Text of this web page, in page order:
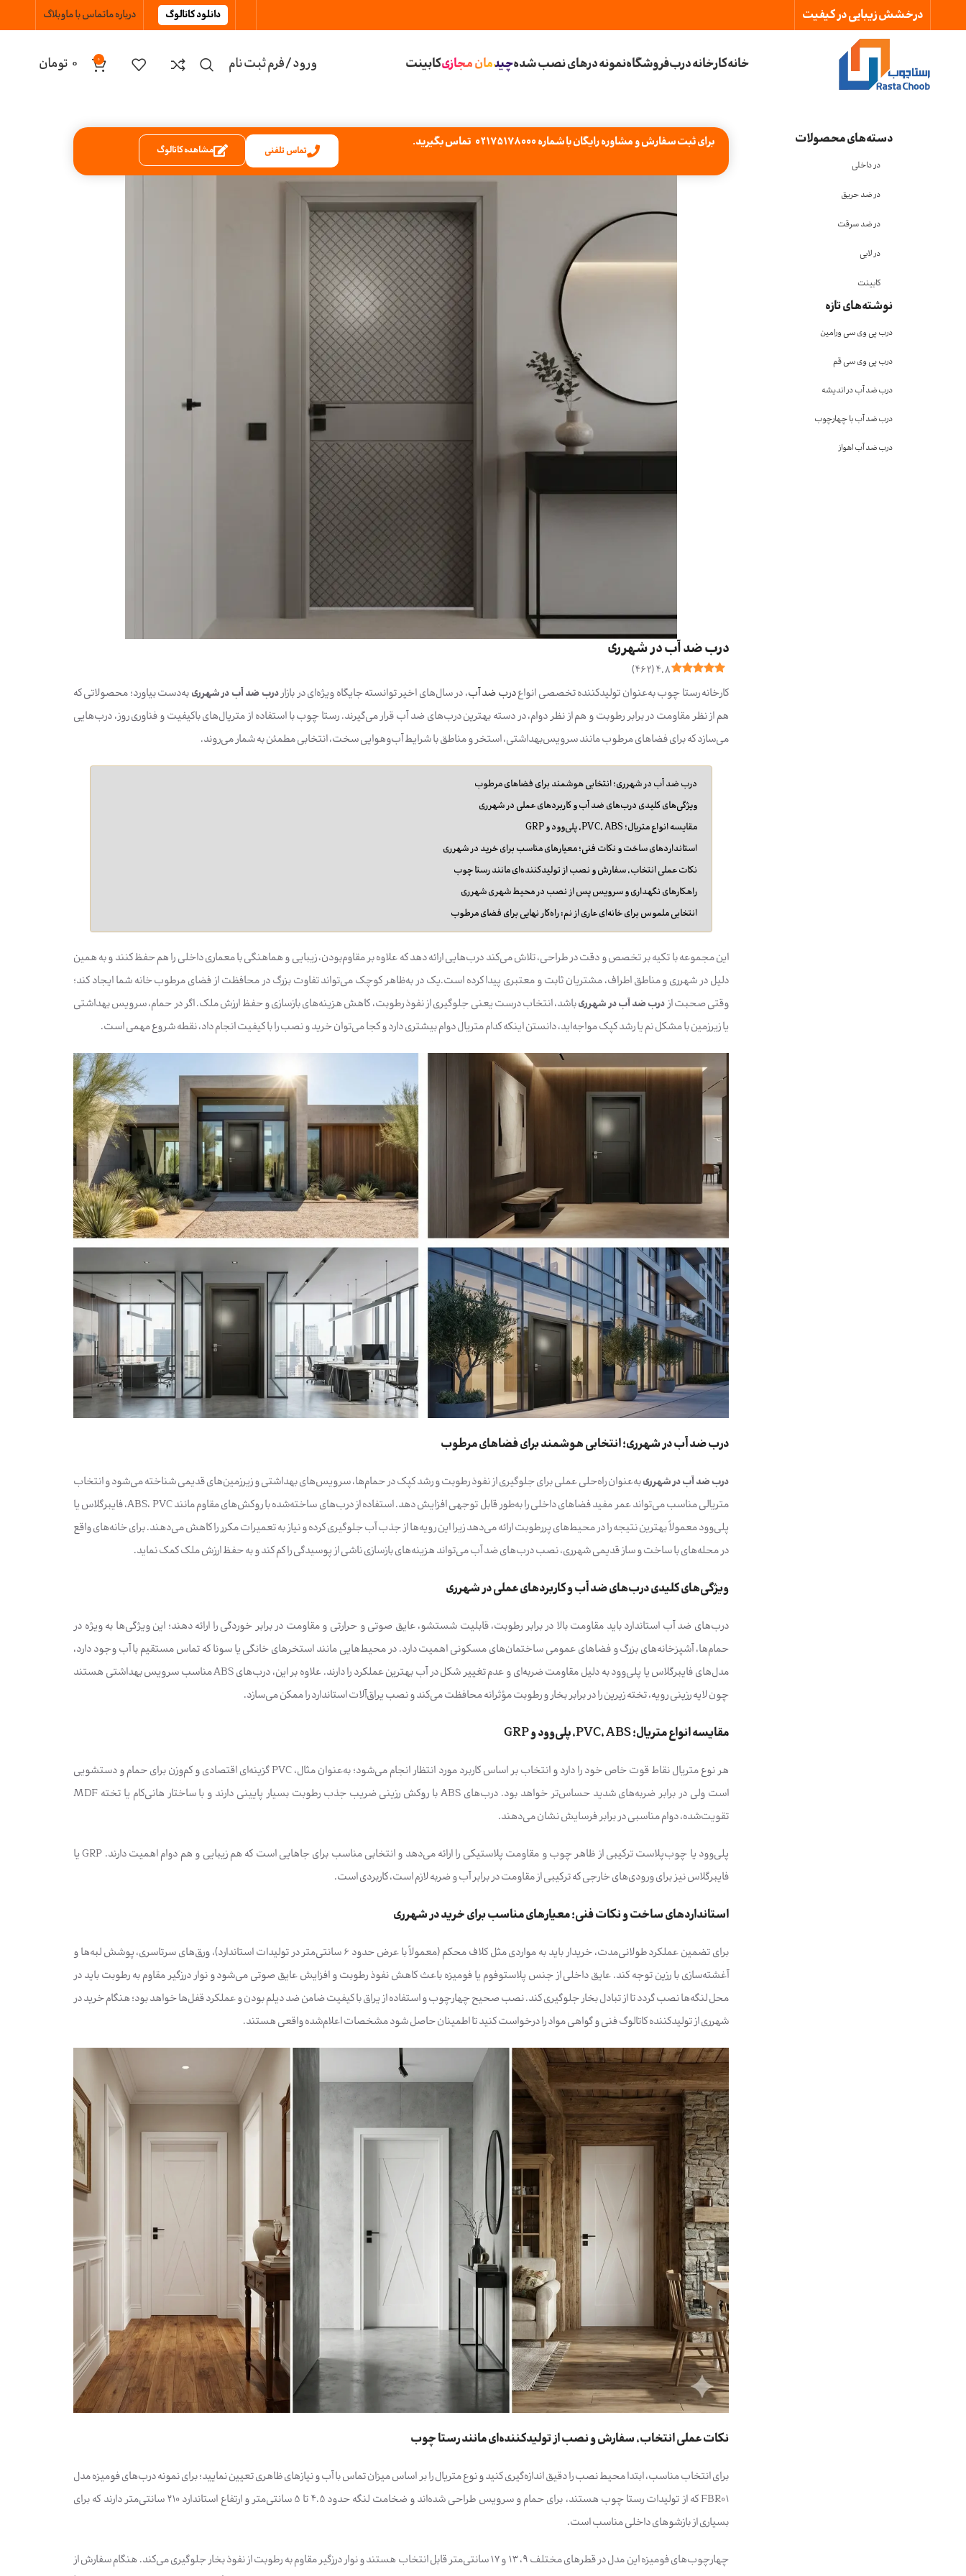
درخشش زیبایی در کیفیت دانلود کاتالوگ درباره ماتماس با ماوبلاگ
خانهکارخانه دربفروشگاهنمونه درهای نصب شدهچیدمان مجازیکابینت ورود / فرم ثبت نام 0 تومان
دسته‌های محصولات
در داخلی
در ضد حریق
در ضد سرقت
در لابی
کابینت
نوشته‌های تازه
درب پی وی سی ورامین
درب پی وی سی قم
درب ضد آب در اندیشه
درب ضد آب با چهارچوب
درب ضد آب اهواز
برای ثبت سفارش و مشاوره رایگان با شماره 02175178000 تماس بگیرید. تماس تلفنی مشاهده کاتالوگ
درب ضد آب در شهرری
4.8
(
462
)
کارخانه رستا چوب به‌عنوان تولیدکننده تخصصی انواعدرب ضد آب، در سال‌های اخیر توانسته جایگاه ویژه‌ای در بازاردرب ضد آب در شهرریبه‌دست بیاورد؛ محصولاتی که
هم از نظر مقاومت در برابر رطوبت و هم از نظر دوام، در دسته بهترین درب‌های ضد آب قرار می‌گیرند. رستا چوب با استفاده از متریال‌های باکیفیت و فناوری روز، درب‌هایی
می‌سازد که برای فضاهای مرطوب مانند سرویس‌بهداشتی، استخر و مناطق با شرایط آب‌وهوایی سخت، انتخابی مطمئن به شمار می‌روند.
درب ضد آب در شهرری؛ انتخابی هوشمند برای فضاهای مرطوب
ویژگی‌های کلیدی درب‌های ضد آب و کاربردهای عملی در شهرری
مقایسه انواع متریال؛ PVC، ABS، پلی‌وود و GRP
استانداردهای ساخت و نکات فنی؛ معیارهای مناسب برای خرید در شهرری
نکات عملی انتخاب، سفارش و نصب از تولیدکننده‌ای مانند رستا چوب
راهکارهای نگهداری و سرویس پس از نصب در محیط شهری شهرری
انتخابی ملموس برای خانه‌ای عاری از نم: راه‌کار نهایی برای فضای مرطوب
این مجموعه با تکیه بر تخصص و دقت در طراحی، تلاش می‌کند درب‌هایی ارائه دهد که علاوه بر مقاوم‌بودن، زیبایی و هماهنگی با معماری داخلی را هم حفظ کنند و به همین
دلیل در شهرری و مناطق اطراف، مشتریان ثابت و معتبری پیدا کرده است.یک در به‌ظاهر کوچک می‌تواند تفاوت بزرگ در محافظت از فضای مرطوب خانه شما ایجاد کند؛
وقتی صحبت ازدرب ضد آب در شهرریباشد، انتخاب درست یعنی جلوگیری از نفوذ رطوبت، کاهش هزینه‌های بازسازی و حفظ ارزش ملک. اگر در حمام، سرویس بهداشتی
یا زیرزمین با مشکل نم یا رشد کپک مواجه‌اید، دانستن اینکه کدام متریال دوام بیشتری دارد و کجا می‌توان خرید و نصب را با کیفیت انجام داد، نقطه شروع مهمی است.
درب ضد آب در شهرری؛ انتخابی هوشمند برای فضاهای مرطوب
درب ضد آب در شهرریبه‌عنوان راه‌حلی عملی برای جلوگیری از نفوذ رطوبت و رشد کپک در حمام‌ها، سرویس‌های بهداشتی و زیرزمین‌های قدیمی شناخته می‌شود و انتخاب
متریالی مناسب می‌تواند عمر مفید فضاهای داخلی را به‌طور قابل توجهی افزایش دهد. استفاده از درب‌های ساخته‌شده با روکش‌های مقاوم مانند ABS، PVC، فایبرگلاس یا
پلی‌وود معمولاً بهترین نتیجه را در محیط‌های پررطوبت ارائه می‌دهد زیرا این رویه‌ها از جذب آب جلوگیری کرده و نیاز به تعمیرات مکرر را کاهش می‌دهند. برای خانه‌های واقع
در محله‌های با ساخت و ساز قدیمی شهرری، نصب درب‌های ضد آب می‌تواند هزینه‌های بازسازی ناشی از پوسیدگی را کم کند و به حفظ ارزش ملک کمک نماید.
ویژگی‌های کلیدی درب‌های ضد آب و کاربردهای عملی در شهرری
درب‌های ضد آب استاندارد باید مقاومت بالا در برابر رطوبت، قابلیت شستشو، عایق صوتی و حرارتی و مقاومت در برابر خوردگی را ارائه دهند؛ این ویژگی‌ها به ویژه در
حمام‌ها، آشپزخانه‌های بزرگ و فضاهای عمومی ساختمان‌های مسکونی اهمیت دارد. در محیط‌هایی مانند استخرهای خانگی یا سونا که تماس مستقیم با آب وجود دارد،
مدل‌های فایبرگلاس یا پلی‌وود به دلیل مقاومت ضربه‌ای و عدم تغییر شکل در آب بهترین عملکرد را دارند. علاوه بر این، درب‌های ABS مناسب سرویس بهداشتی هستند
چون لایه رزینی رویه، تخته زیرین را در برابر بخار و رطوبت مؤثرانه محافظت می‌کند و نصب یراق‌آلات استاندارد را ممکن می‌سازد.
مقایسه انواع متریال؛ PVC، ABS، پلی‌وود و GRP
هر نوع متریال نقاط قوت خاص خود را دارد و انتخاب بر اساس کاربرد مورد انتظار انجام می‌شود؛ به‌عنوان مثال، PVC گزینه‌ای اقتصادی و کم‌وزن برای حمام و دستشویی
است ولی در برابر ضربه‌های شدید حساس‌تر خواهد بود. درب‌های ABS با روکش رزینی ضریب جذب رطوبت بسیار پایینی دارند و با ساختار هانی‌کام یا تخته MDF
تقویت‌شده، دوام مناسبی در برابر فرسایش نشان می‌دهند.
پلی‌وود یا چوب‌پلاست ترکیبی از ظاهر چوب و مقاومت پلاستیکی را ارائه می‌دهد و انتخابی مناسب برای جاهایی است که هم زیبایی و هم دوام اهمیت دارند. GRP یا
فایبرگلاس نیز برای ورودی‌های خارجی که ترکیبی از مقاومت در برابر آب و ضربه لازم است، کاربردی است.
استانداردهای ساخت و نکات فنی؛ معیارهای مناسب برای خرید در شهرری
برای تضمین عملکرد طولانی‌مدت، خریدار باید به مواردی مثل کلاف محکم (معمولاً با عرض حدود 6 سانتی‌متر در تولیدات استاندارد)، ورق‌های سرتاسری، پوشش لبه‌ها و
آغشته‌سازی با رزین توجه کند. عایق داخلی از جنس پلاستوفوم یا فومیزه باعث کاهش نفوذ رطوبت و افزایش عایق صوتی می‌شود و نوار درزگیر مقاوم به رطوبت باید در
محل لنگه‌ها نصب گردد تا از تبادل بخار جلوگیری کند. نصب صحیح چهارچوب و استفاده از یراق با کیفیت ضامن ضد دیلم بودن و عملکرد قفل‌ها خواهد بود؛ هنگام خرید در
شهرری از تولیدکننده کاتالوگ فنی و گواهی مواد را درخواست کنید تا اطمینان حاصل شود مشخصات اعلام‌شده واقعی هستند.
نکات عملی انتخاب، سفارش و نصب از تولیدکننده‌ای مانند رستا چوب
برای انتخاب مناسب، ابتدا محیط نصب را دقیق اندازه‌گیری کنید و نوع متریال را بر اساس میزان تماس با آب و نیازهای ظاهری تعیین نمایید؛ برای نمونه درب‌های فومیزه مدل
FBR01 که از تولیدات رستا چوب هستند، برای حمام و سرویس طراحی شده‌اند و ضخامت لنگه حدود 4.5 تا 5 سانتی‌متر و ارتفاع استاندارد 210 سانتی‌متر دارند که برای
بسیاری از بازشوهای داخلی مناسب است.
چهارچوب‌های فومیزه این مدل در قطرهای مختلف 9، 13 و 17 سانتی‌متر قابل انتخاب هستند و نوار درزگیر مقاوم به رطوبت از نفوذ بخار جلوگیری می‌کند. هنگام سفارش از